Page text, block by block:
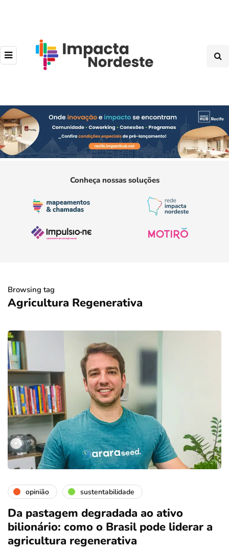
Conheça nossas soluções
Browsing tag
Agricultura Regenerativa
opinião sustentabilidade
Da pastagem degradada ao ativo
bilionário: como o Brasil pode liderar a
agricultura regenerativa